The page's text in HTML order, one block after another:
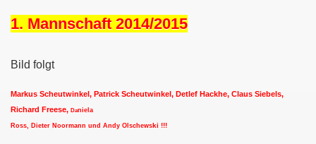
1. Mannschaft 2014/2015
Bild folgt
Markus Scheutwinkel, Patrick Scheutwinkel, Detlef Hackhe, Claus Siebels,
Richard Freese, Daniela
Ross, Dieter Noormann und Andy Olschewski !!!